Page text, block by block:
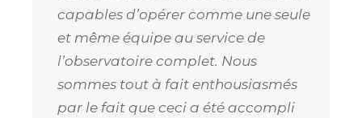
capables d’opérer comme une seule
et même équipe au service de
l’observatoire complet. Nous
sommes tout à fait enthousiasmés
par le fait que ceci a été accompli